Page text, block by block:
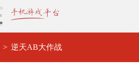
逆天AB大作战